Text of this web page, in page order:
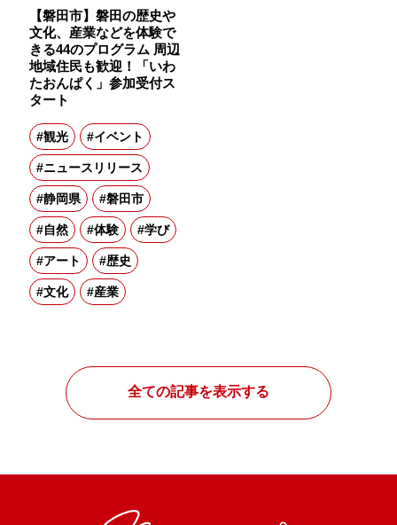
【磐田市】磐田の歴史や
文化、産業などを体験で
きる44のプログラム 周辺
地域住民も歓迎！「いわ
たおんぱく」参加受付ス
タート
#観光 #イベント
#ニュースリリース
#静岡県 #磐田市
#自然 #体験 #学び
#アート #歴史
#文化 #産業
全ての記事を表示する